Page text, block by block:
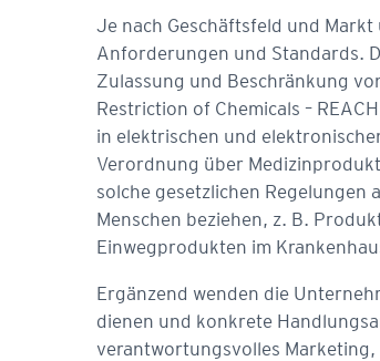
Je nach Geschäftsfeld und
Anforderungen und Standards.
Zulassung und Beschränkung
Restriction of Chemicals –
in elektrischen und
Verordnung über
solche gesetzlichen
Menschen beziehen, z. B.
Einwegprodukten im
Ergänzend wenden die
dienen und konkrete
verantwortungsvolles